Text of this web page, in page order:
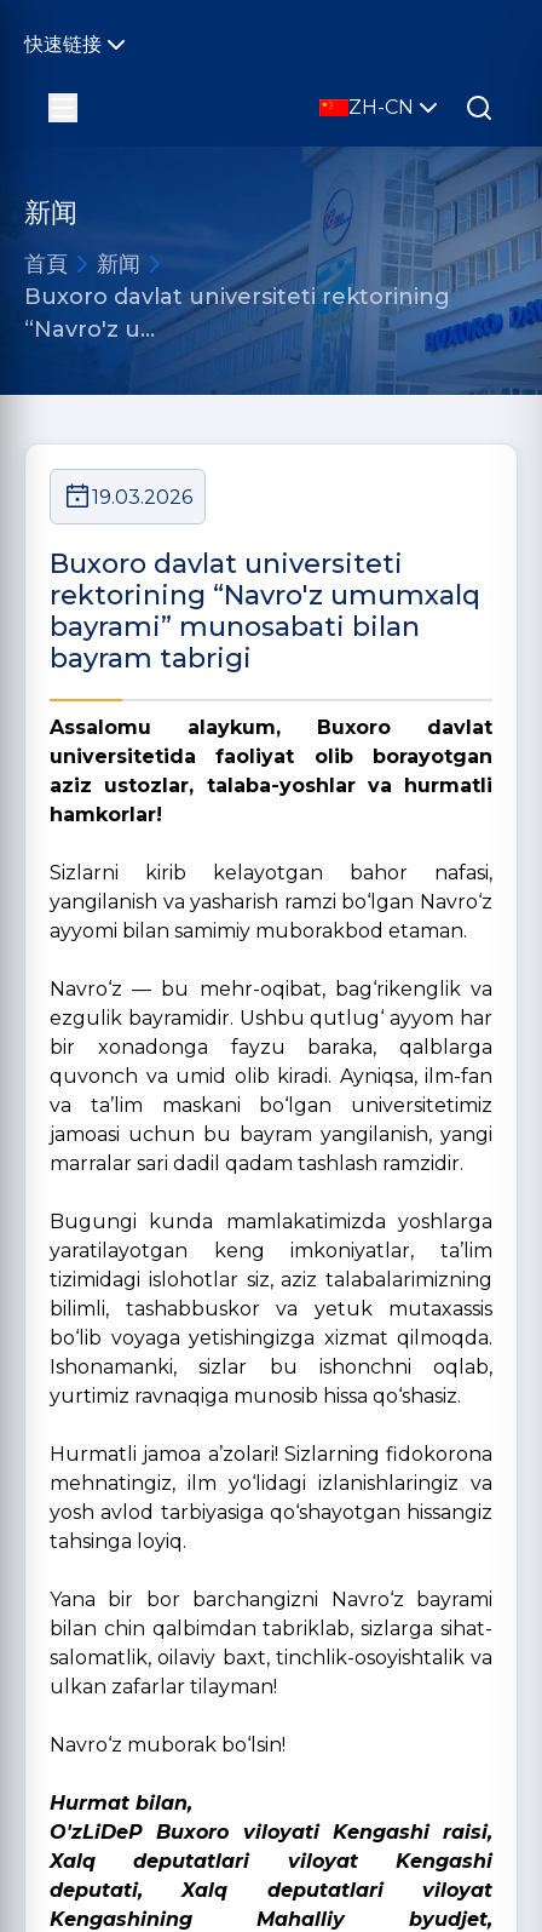
快速链接
ZH-CN
新闻
首頁
新闻
Buxoro davlat universiteti rektorining
“Navro'z u…
19.03.2026
Buxoro davlat universiteti
rektorining “Navro'z umumxalq
bayrami” munosabati bilan
bayram tabrigi
Assalomu alaykum, Buxoro davlat
universitetida faoliyat olib borayotgan
aziz ustozlar, talaba-yoshlar va hurmatli
hamkorlar!
Sizlarni kirib kelayotgan bahor nafasi,
yangilanish va yasharish ramzi bo‘lgan Navro‘z
ayyomi bilan samimiy muborakbod etaman.
Navro‘z — bu mehr-oqibat, bag‘rikenglik va
ezgulik bayramidir. Ushbu qutlug‘ ayyom har
bir xonadonga fayzu baraka, qalblarga
quvonch va umid olib kiradi. Ayniqsa, ilm-fan
va ta’lim maskani bo‘lgan universitetimiz
jamoasi uchun bu bayram yangilanish, yangi
marralar sari dadil qadam tashlash ramzidir.
Bugungi kunda mamlakatimizda yoshlarga
yaratilayotgan keng imkoniyatlar, ta’lim
tizimidagi islohotlar siz, aziz talabalarimizning
bilimli, tashabbuskor va yetuk mutaxassis
bo‘lib voyaga yetishingizga xizmat qilmoqda.
Ishonamanki, sizlar bu ishonchni oqlab,
yurtimiz ravnaqiga munosib hissa qo‘shasiz.
Hurmatli jamoa a’zolari! Sizlarning fidokorona
mehnatingiz, ilm yo‘lidagi izlanishlaringiz va
yosh avlod tarbiyasiga qo‘shayotgan hissangiz
tahsinga loyiq.
Yana bir bor barchangizni Navro‘z bayrami
bilan chin qalbimdan tabriklab, sizlarga sihat-
salomatlik, oilaviy baxt, tinchlik-osoyishtalik va
ulkan zafarlar tilayman!
Navro‘z muborak bo‘lsin!
Hurmat bilan,
O'zLiDeP Buxoro viloyati Kengashi raisi,
Xalq deputatlari viloyat Kengashi
deputati, Xalq deputatlari viloyat
Kengashining Mahalliy byudjet,